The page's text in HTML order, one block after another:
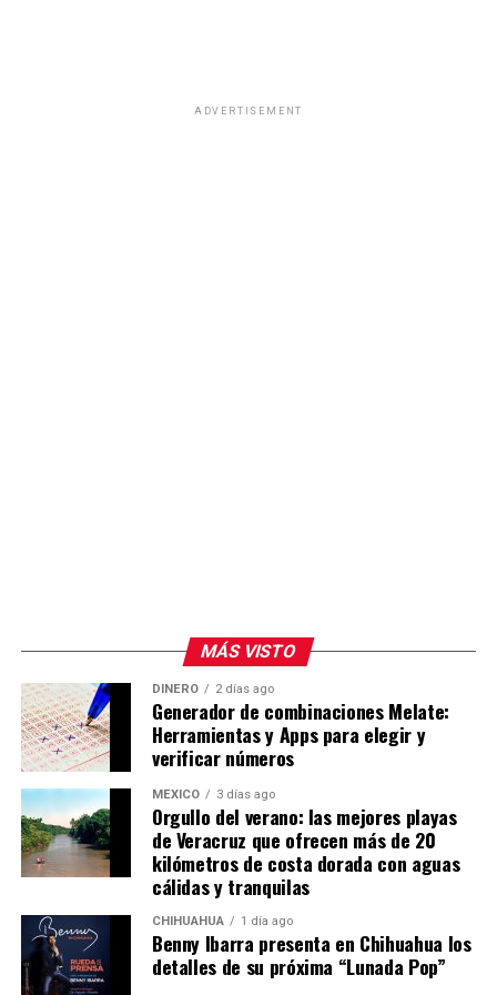
ADVERTISEMENT
MÁS VISTO
DINERO 2 días ago
Generador de combinaciones Melate:
Herramientas y Apps para elegir y
verificar números
MÉXICO 3 días ago
Orgullo del verano: las mejores playas
de Veracruz que ofrecen más de 20
kilómetros de costa dorada con aguas
cálidas y tranquilas
CHIHUAHUA 1 día ago
Benny Ibarra presenta en Chihuahua los
detalles de su próxima “Lunada Pop”